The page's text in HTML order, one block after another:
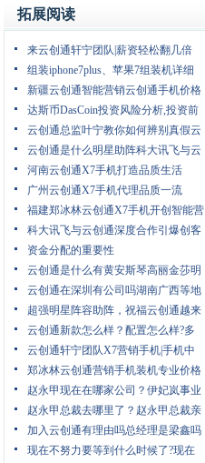
拓展阅读
来云创通轩宁团队|薪资轻松翻几倍
组装iphone7plus、苹果7组装机详细
新疆云创通智能营销云创通手机价格
达斯币DasCoin投资风险分析,投资前
云创通总监叶宁教你如何辨别真假云
云创通是什么明星助阵科大讯飞与云
河南云创通X7手机打造品质生活
广州云创通X7手机代理品质一流
福建郑冰林云创通X7手机开创智能营
科大讯飞与云创通深度合作引爆创客
资金分配的重要性
云创通是什么有黄安斯琴高丽金莎明
云创通在深圳有公司吗湖南广西等地
超强明星阵容助阵，祝福云创通越来
云创通新款怎么样？配置怎么样?多
云创通轩宁团队X7营销手机|手机中
郑冰林云创通营销手机装机专业价格
赵永甲现在在哪家公司？伊妃岚事业
赵永甲总裁去哪里了？赵永甲总裁亲
加入云创通有理由吗总经理是梁鑫吗
现在不努力要等到什么时候了?现在